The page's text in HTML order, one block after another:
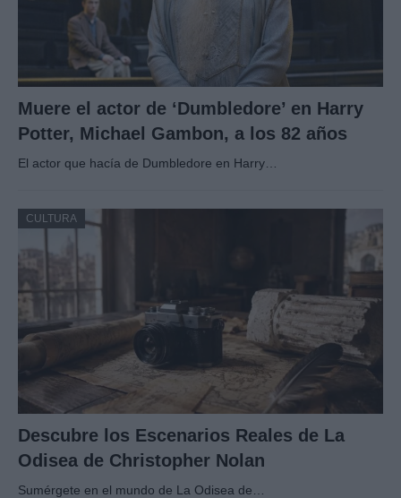
Muere el actor de ‘Dumbledore’ en Harry
Potter, Michael Gambon, a los 82 años
El actor que hacía de Dumbledore en Harry…
CULTURA
Descubre los Escenarios Reales de La
Odisea de Christopher Nolan
Sumérgete en el mundo de La Odisea de…